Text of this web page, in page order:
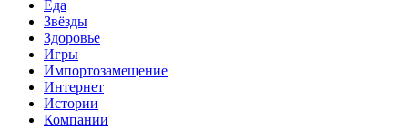
Еда
Звёзды
Здоровье
Игры
Импортозамещение
Интернет
Истории
Компании